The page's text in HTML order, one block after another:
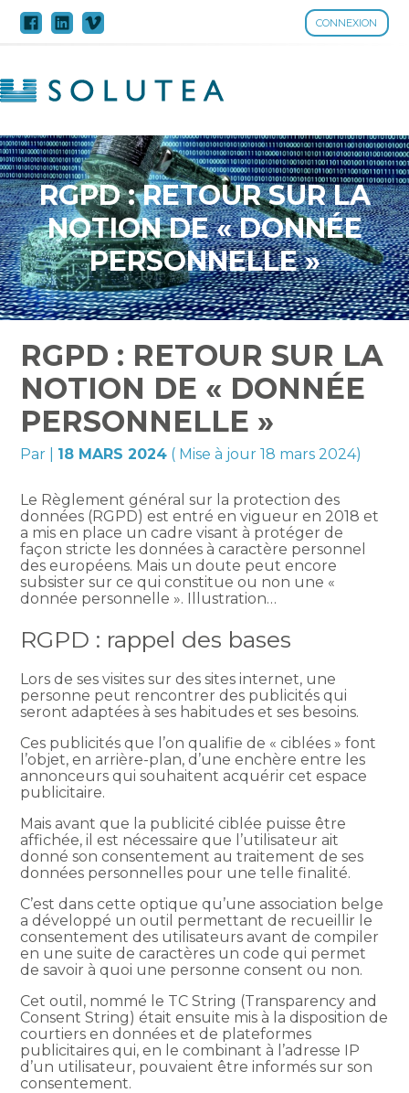
CONNEXION
Aller
RGPD : RETOUR SUR LA
NOTION DE « DONNÉE
PERSONNELLE »
RGPD : RETOUR SUR LA
NOTION DE « DONNÉE
PERSONNELLE »
Par 18 MARS 2024 ( Mise à jour 18 mars 2024)
Le Règlement général sur la protection des
données (RGPD) est entré en vigueur en 2018 et
a mis en place un cadre visant à protéger de
façon stricte les données à caractère personnel
des européens. Mais un doute peut encore
subsister sur ce qui constitue ou non une «
donnée personnelle ». Illustration…
RGPD : rappel des bases
Lors de ses visites sur des sites internet, une
personne peut rencontrer des publicités qui
seront adaptées à ses habitudes et ses besoins.
Ces publicités que l’on qualifie de « ciblées » font
l’objet, en arrière-plan, d’une enchère entre les
annonceurs qui souhaitent acquérir cet espace
publicitaire.
Mais avant que la publicité ciblée puisse être
affichée, il est nécessaire que l’utilisateur ait
donné son consentement au traitement de ses
données personnelles pour une telle finalité.
C’est dans cette optique qu’une association belge
a développé un outil permettant de recueillir le
consentement des utilisateurs avant de compiler
en une suite de caractères un code qui permet
de savoir à quoi une personne consent ou non.
Cet outil, nommé le TC String (Transparency and
Consent String) était ensuite mis à la disposition de
courtiers en données et de plateformes
publicitaires qui, en le combinant à l’adresse IP
d’un utilisateur, pouvaient être informés sur son
consentement.